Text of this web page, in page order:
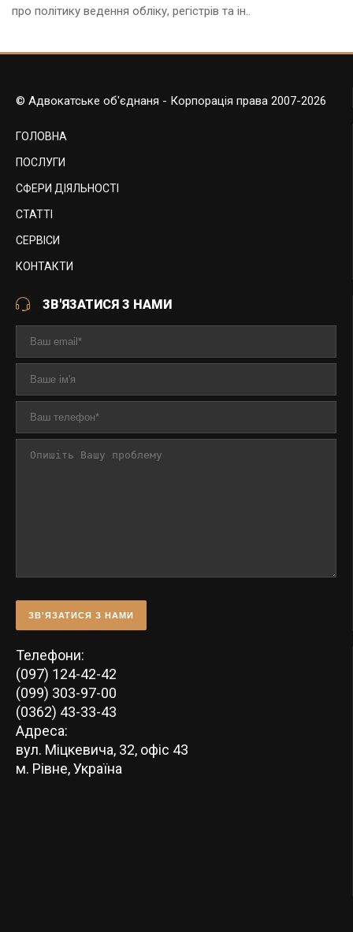
про політику ведення обліку, регістрів та ін..
© Адвокатське об'єднаня - Корпорація права 2007-2026
ГОЛОВНА
ПОСЛУГИ
СФЕРИ ДІЯЛЬНОСТІ
СТАТТІ
СЕРВІСИ
КОНТАКТИ
ЗВ'ЯЗАТИСЯ З НАМИ
ЗВ'ЯЗАТИСЯ З НАМИ
Телефони:
(097) 124-42-42
(099) 303-97-00
(0362) 43-33-43
Адреса:
вул. Міцкевича, 32, офіс 43
м. Рівне, Україна